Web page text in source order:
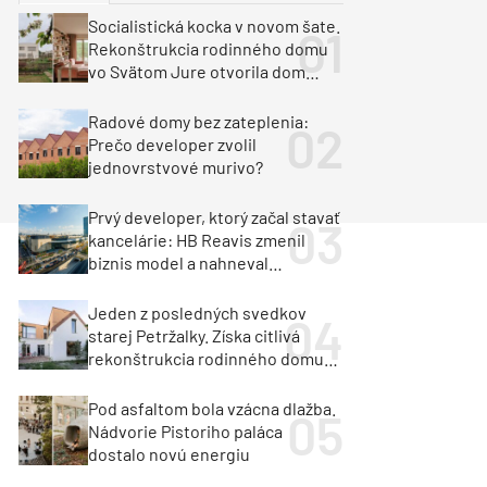
Klimatizácia a vetranie
Milan Murcka
Socialistická kocka v novom šate.
Rekonštrukcia rodinného domu
vo Svätom Jure otvorila dom
Radové domy bez zateplenia:
Prečo developer zvolil
jednovrstvové murivo?
Prvý developer, ktorý začal stavať
kancelárie: HB Reavis zmenil
biznis model a nahneval
Jeden z posledných svedkov
starej Petržalky. Získa citlivá
rekonštrukcia rodinného domu
Pod asfaltom bola vzácna dlažba.
Nádvorie Pistoriho paláca
dostalo novú energiu